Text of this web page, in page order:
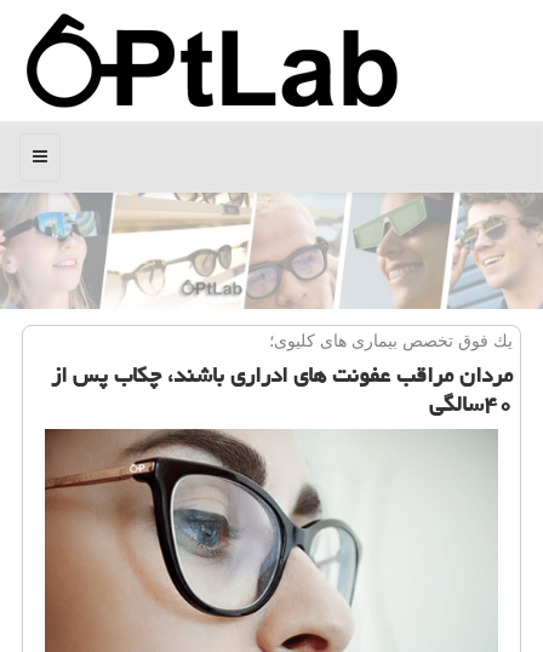
منو
یك فوق تخصص بیماری های كلیوی؛
مردان مراقب عفونت های ادراری باشند، چكاب پس از
۴۰سالگی